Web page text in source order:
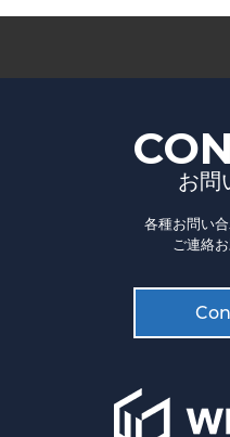
お問
各種お問い
ご連絡お